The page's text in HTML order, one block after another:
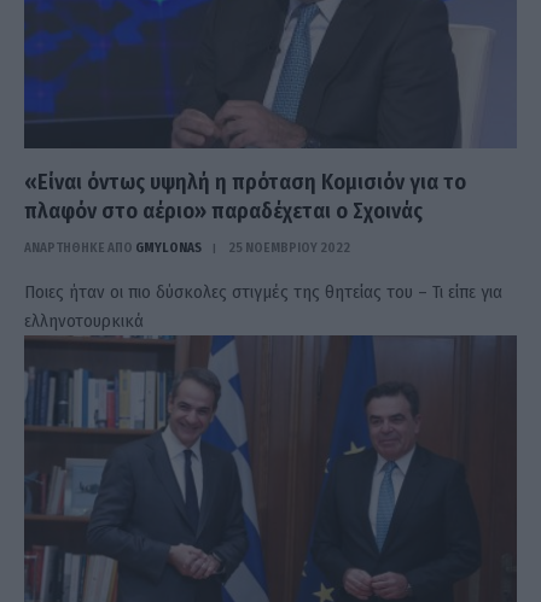
«Είναι όντως υψηλή η πρόταση Κομισιόν για το
πλαφόν στο αέριο» παραδέχεται ο Σχοινάς
ΑΝΑΡΤΗΘΗΚΕ ΑΠΟ GMYLONAS 25 ΝΟΕΜΒΡΊΟΥ 2022
Ποιες ήταν οι πιο δύσκολες στιγμές της θητείας του – Τι είπε για
ελληνοτουρκικά